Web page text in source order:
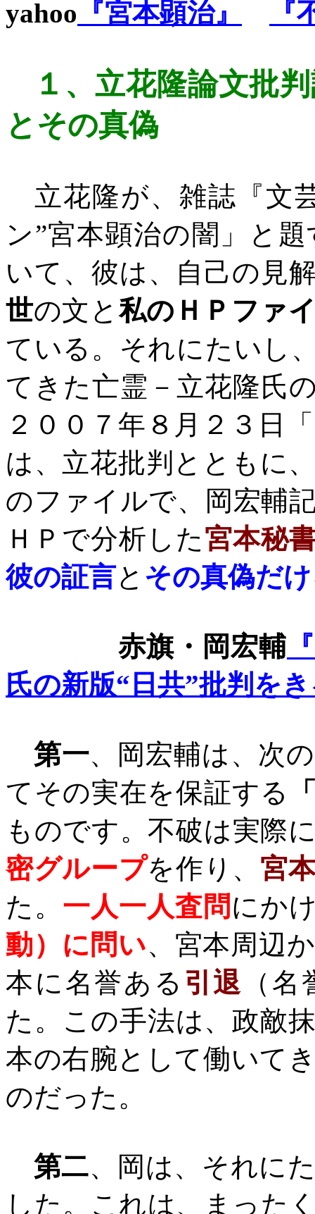
yahoo 『宮本顕治』
１、立花隆論文批
とその真偽
立花隆が、雑誌『文
ン”宮本顕治の闇」と
いて、彼は、自己の見
世の文と私のＨＰファ
ている。それにたいし
てきた亡霊－立花隆氏
２００７年８月２３日
は、立花批判とともに
のファイルで、岡宏輔
ＨＰで分析した宮本秘
彼の証言と その真偽だけ
赤旗・岡宏輔
氏の新版“日共”批判を
第一、岡宏輔は、次
てその実在を保証する
ものです。不破は実際
密グループを作り、 宮
た。 一人一人査問 にか
動）に問い、宮本周辺
本に名誉ある 引退 （
た。この手法は、政敵
本の右腕として働いて
のだった。
第二、岡は、それに
した。これは、まった